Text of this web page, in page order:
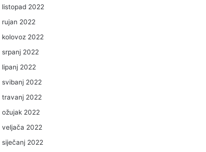
listopad 2022
rujan 2022
kolovoz 2022
srpanj 2022
lipanj 2022
svibanj 2022
travanj 2022
ožujak 2022
veljača 2022
siječanj 2022